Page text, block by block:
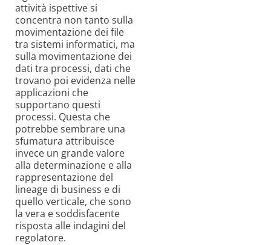
attività ispettive si
concentra non tanto sulla
movimentazione dei file
tra sistemi informatici, ma
sulla movimentazione dei
dati tra processi, dati che
trovano poi evidenza nelle
applicazioni che
supportano questi
processi. Questa che
potrebbe sembrare una
sfumatura attribuisce
invece un grande valore
alla determinazione e alla
rappresentazione del
lineage di business e di
quello verticale, che sono
la vera e soddisfacente
risposta alle indagini del
regolatore.